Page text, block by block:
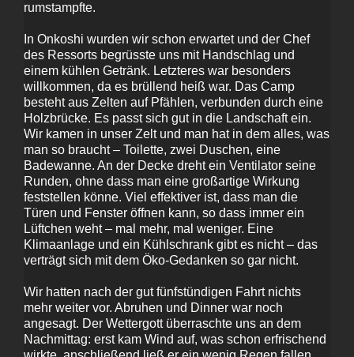
rumstampfte.
In Onkoshi wurden wir schon erwartet und der Chef
des Ressorts begrüsste uns mit Handschlag und
einem kühlen Getränk. Letzteres war besonders
willkommen, da es brüllend heiß war. Das Camp
besteht aus Zelten auf Pfählen, verbunden durch eine
Holzbrücke. Es passt sich gut in die Landschaft ein.
Wir kamen in unser Zelt und man hat in dem alles, was
man so braucht – Toilette, zwei Duschen, eine
Badewanne. An der Decke dreht ein Ventilator seine
Runden, ohne dass man eine großartige Wirkung
feststellen könne. Viel effektiver ist, dass man die
Türen und Fenster öffnen kann, so dass immer ein
Lüftchen weht – mal mehr, mal weniger. Eine
Klimaanlage und ein Kühlschrank gibt es nicht – das
verträgt sich mit dem Öko-Gedanken so gar nicht.
Wir hatten nach der gut fünfstündigen Fahrt nichts
mehr weiter vor. Abruhen und Dinner war noch
angesagt. Der Wettergott überraschte uns an dem
Nachmittag: erst kam Wind auf, was schon erfrischend